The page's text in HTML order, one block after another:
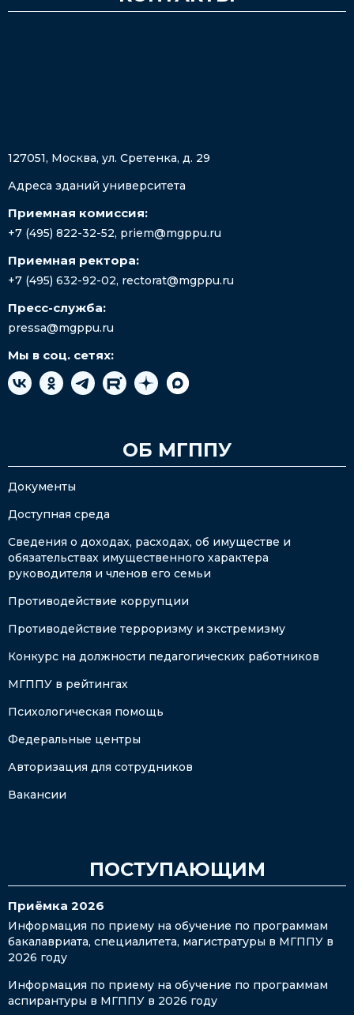
127051, Москва, ул. Сретенка, д. 29
Адреса зданий университета
Приемная комиссия:
+7 (495) 822-32-52, priem@mgppu.ru
Приемная ректора:
+7 (495) 632-92-02, rectorat@mgppu.ru
Пресс-служба:
pressa@mgppu.ru
Мы в соц. сетях:
ОБ МГППУ
Документы
Доступная среда
Сведения о доходах, расходах, об имуществе и
обязательствах имущественного характера
руководителя и членов его семьи
Противодействие коррупции
Противодействие терроризму и экстремизму
Конкурс на должности педагогических работников
МГППУ в рейтингах
Психологическая помощь
Федеральные центры
Авторизация для сотрудников
Вакансии
ПОСТУПАЮЩИМ
Приёмка 2026
Информация по приему на обучение по программам
бакалавриата, специалитета, магистратуры в МГППУ в
2026 году
Информация по приему на обучение по программам
аспирантуры в МГППУ в 2026 году